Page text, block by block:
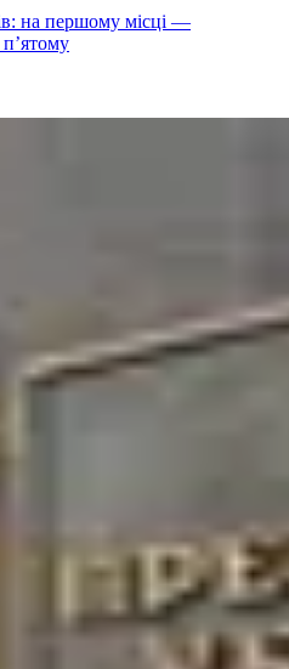
на першому місці —